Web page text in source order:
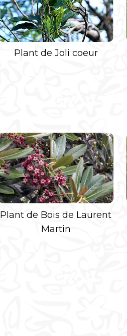
Plant de Joli coeur
Plant de Bois de Laurent
Martin